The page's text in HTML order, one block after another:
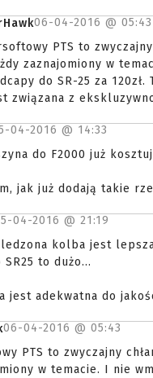
06-04-2016 @ 05:43
PTS to
zaznajomiony w
do SR-25 za
związana z
04-2016 @ 14:33
do F2000 już
jak już dodają takie
04-2016 @ 21:19
kolba jest
SR25 to dużo...
jest adekwatna do
06-04-2016 @ 05:43
PTS to zwyczajny
w temacie. I nie